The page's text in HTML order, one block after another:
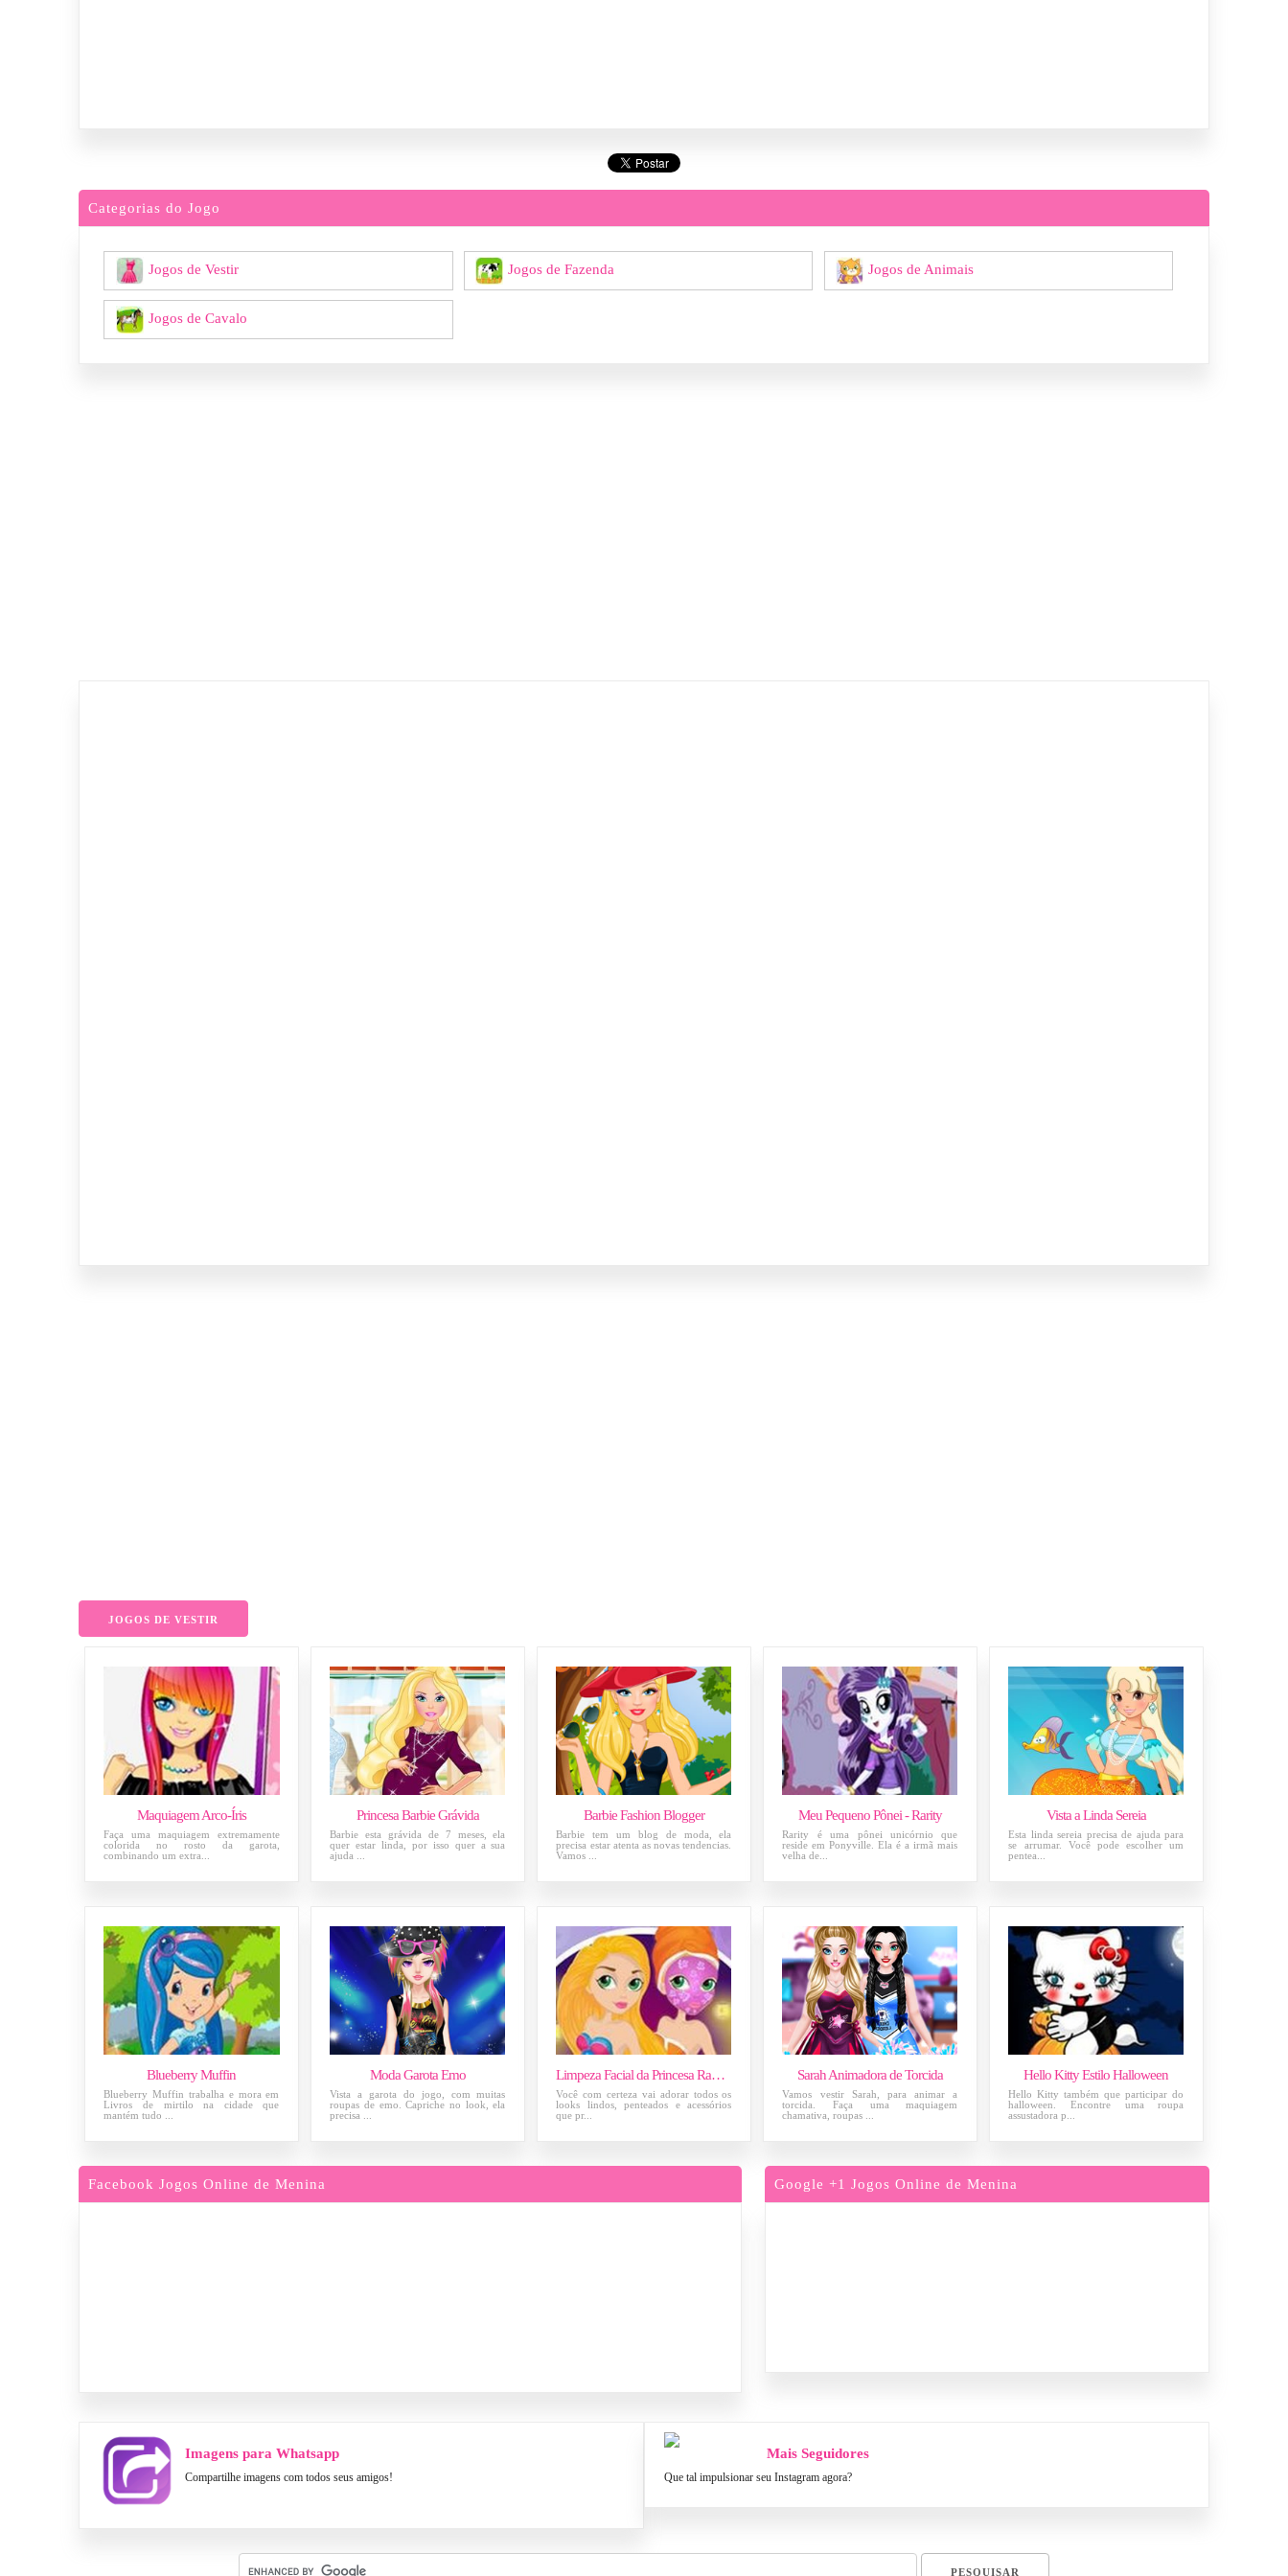
Categorias do Jogo
Jogos de Vestir Jogos de Fazenda Jogos de Animais
Jogos de Cavalo
JOGOS DE VESTIR
Maquiagem Arco-Íris
Faça uma maquiagem extremamente
colorida no rosto da garota,
combinando um extra...
Princesa Barbie Grávida
Barbie esta grávida de 7 meses, ela
quer estar linda, por isso quer a sua
ajuda ...
Barbie Fashion Blogger
Barbie tem um blog de moda, ela
precisa estar atenta as novas tendencias.
Vamos ...
Meu Pequeno Pônei - Rarity
Rarity é uma pônei unicórnio que
reside em Ponyville. Ela é a irmã mais
velha de...
Vista a Linda Sereia
Esta linda sereia precisa de ajuda para
se arrumar. Você pode escolher um
pentea...
Blueberry Muffin
Blueberry Muffin trabalha e mora em
Livros de mirtilo na cidade que
mantém tudo ...
Moda Garota Emo
Vista a garota do jogo, com muitas
roupas de emo. Capriche no look, ela
precisa ...
Limpeza Facial da Princesa Rapunzel
Você com certeza vai adorar todos os
looks lindos, penteados e acessórios
que pr...
Sarah Animadora de Torcida
Vamos vestir Sarah, para animar a
torcida. Faça uma maquiagem
chamativa, roupas ...
Hello Kitty Estilo Halloween
Hello Kitty também que participar do
halloween. Encontre uma roupa
assustadora p...
Facebook Jogos Online de Menina Google +1 Jogos Online de Menina
Imagens para Whatsapp
Compartilhe imagens com todos seus amigos!
Mais Seguidores
Que tal impulsionar seu Instagram agora?